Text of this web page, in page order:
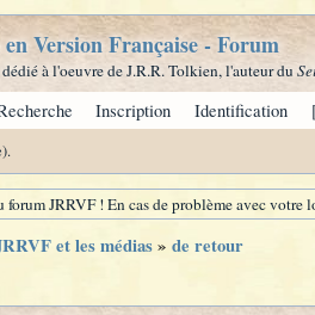
Version Française - Forum
à l'oeuvre de J.R.R. Tolkien, l'auteur du
Inscription Identification
JRRVF ! En cas de problème avec
et les médias» de retour